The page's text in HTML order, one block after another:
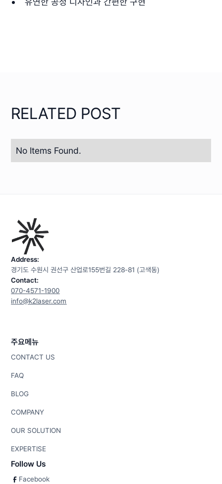
RELATED POST
No Items Found.
Address:
경기도 수원시 권선구 산업로155번길 228-81 (고색동)
Contact:
070-4571-1900
info@k2laser.com
주요메뉴
CONTACT US
FAQ
BLOG
COMPANY
OUR SOLUTION
EXPERTISE
Follow Us
Facebook